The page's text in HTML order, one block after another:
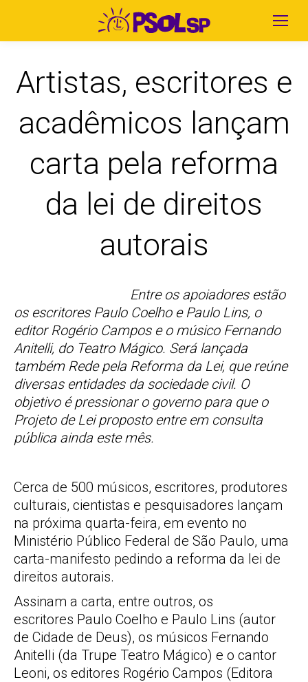
Artistas, escritores e
acadêmicos lançam
carta pela reforma
da lei de direitos
autorais
Entre os apoiadores estão
os escritores Paulo Coelho e Paulo Lins, o
editor Rogério Campos e o músico Fernando
Anitelli, do Teatro Mágico. Será lançada
também Rede pela Reforma da Lei, que reúne
diversas entidades da sociedade civil. O
objetivo é pressionar o governo para que o
Projeto de Lei proposto entre em consulta
pública ainda este mês.
Cerca de 500 músicos, escritores, produtores
culturais, cientistas e pesquisadores lançam
na próxima quarta-feira, em evento no
Ministério Público Federal de São Paulo, uma
carta-manifesto pedindo a reforma da lei de
direitos autorais.
Assinam a carta, entre outros, os
escritores Paulo Coelho e Paulo Lins (autor
de Cidade de Deus), os músicos Fernando
Anitelli (da Trupe Teatro Mágico) e o cantor
Leoni, os editores Rogério Campos (Editora